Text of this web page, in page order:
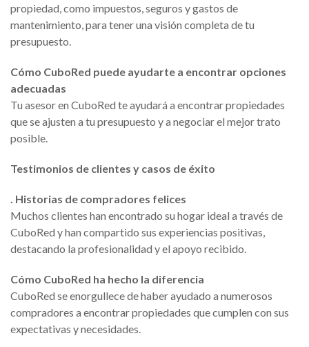
propiedad, como impuestos, seguros y gastos de
mantenimiento, para tener una visión completa de tu
presupuesto.
Cómo CuboRed puede ayudarte a encontrar opciones
adecuadas
Tu asesor en CuboRed te ayudará a encontrar propiedades
que se ajusten a tu presupuesto y a negociar el mejor trato
posible.
Testimonios de clientes y casos de éxito
. Historias de compradores felices
Muchos clientes han encontrado su hogar ideal a través de
CuboRed y han compartido sus experiencias positivas,
destacando la profesionalidad y el apoyo recibido.
Cómo CuboRed ha hecho la diferencia
CuboRed se enorgullece de haber ayudado a numerosos
compradores a encontrar propiedades que cumplen con sus
expectativas y necesidades.